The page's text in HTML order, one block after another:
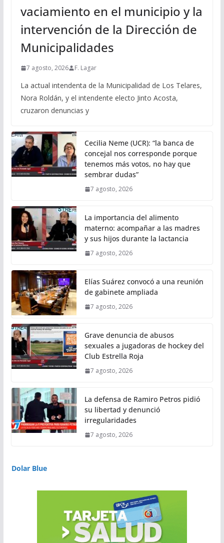
vaciamiento en el municipio y la
intervención de la Dirección de
Municipalidades
7 agosto, 2026 F. Lagar
La actual intendenta de la Municipalidad de Los Telares,
Nora Roldán, y el intendente electo Jinto Acosta,
cruzaron denuncias y
Cecilia Neme (UCR): “la banca de
concejal nos corresponde porque
tenemos más votos, no hay que
sembrar dudas”
7 agosto, 2026
La importancia del alimento
materno: acompañar a las madres
y sus hijos durante la lactancia
7 agosto, 2026
Elías Suárez convocó a una reunión
de gabinete ampliada
7 agosto, 2026
Grave denuncia de abusos
sexuales a jugadoras de hockey del
Club Estrella Roja
7 agosto, 2026
La defensa de Ramiro Petros pidió
su libertad y denunció
irregularidades
7 agosto, 2026
Dolar Blue